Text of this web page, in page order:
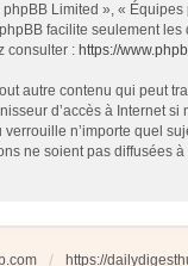
Limited », «
facilite seulement
consulter : https://
autre contenu qui peut
d’accès à Internet
n’importe quel
ne soient pas diffusées
https://